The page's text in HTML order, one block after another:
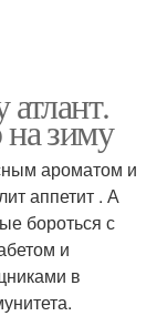
зиму
ароматом и
аппетит . А
бороться с
и
в